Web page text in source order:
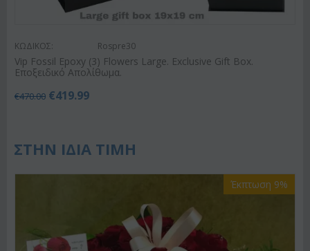
ΚΩΔΙΚΟΣ: Rospre30
Vip Fossil Epoxy (3) Flowers Large. Exclusive Gift Box.
Εποξειδικό Απολίθωμα.
€470.00 €419.99
ΣΤΗΝ ΙΔΙΑ ΤΙΜΗ
Έκπτωση 9%